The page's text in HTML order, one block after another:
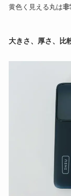
黄色く見える丸は非
大きさ、厚さ、比